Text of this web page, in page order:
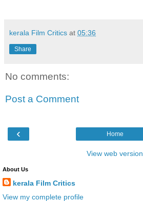
kerala Film Critics at 05:36
Share
No comments:
Post a Comment
‹ Home
View web version
About Us
kerala Film Critics
View my complete profile